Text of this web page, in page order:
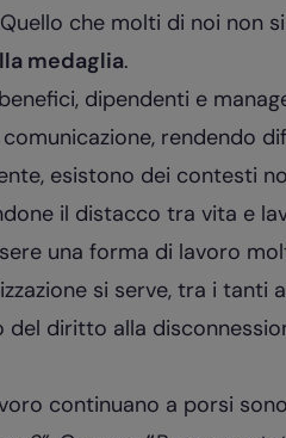
che molti di noi non
medaglia.
dipendenti e
rendendo
esistono dei contesti
il distacco tra vita e
una forma di lavoro
si serve, tra i tanti
del diritto alla
continuano a porsi